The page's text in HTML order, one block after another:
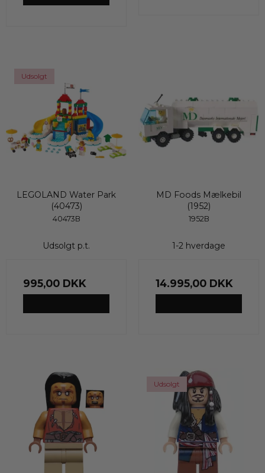
Udsolgt
LEGOLAND Water Park
(40473)
40473B
Udsolgt p.t.
995,00 DKK
MD Foods Mælkebil
(1952)
1952B
1-2 hverdage
14.995,00 DKK
Udsolgt